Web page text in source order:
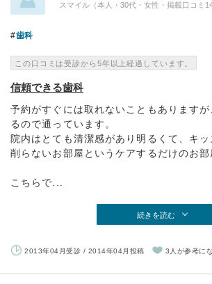
スマイル（本人・30代・女性・掲載口コミ14
歯科
この口コミは受診から5年以上経過しています。
信頼できる歯科
予約がすぐには取れないこともありますが
るので通っています。
院内はとても清潔感があり明るくて、キッ
削らないお部屋というケアするだけのお部
こちらで...
続きを読む
2013年04月受診 / 2014年04月投稿 3人が参考に